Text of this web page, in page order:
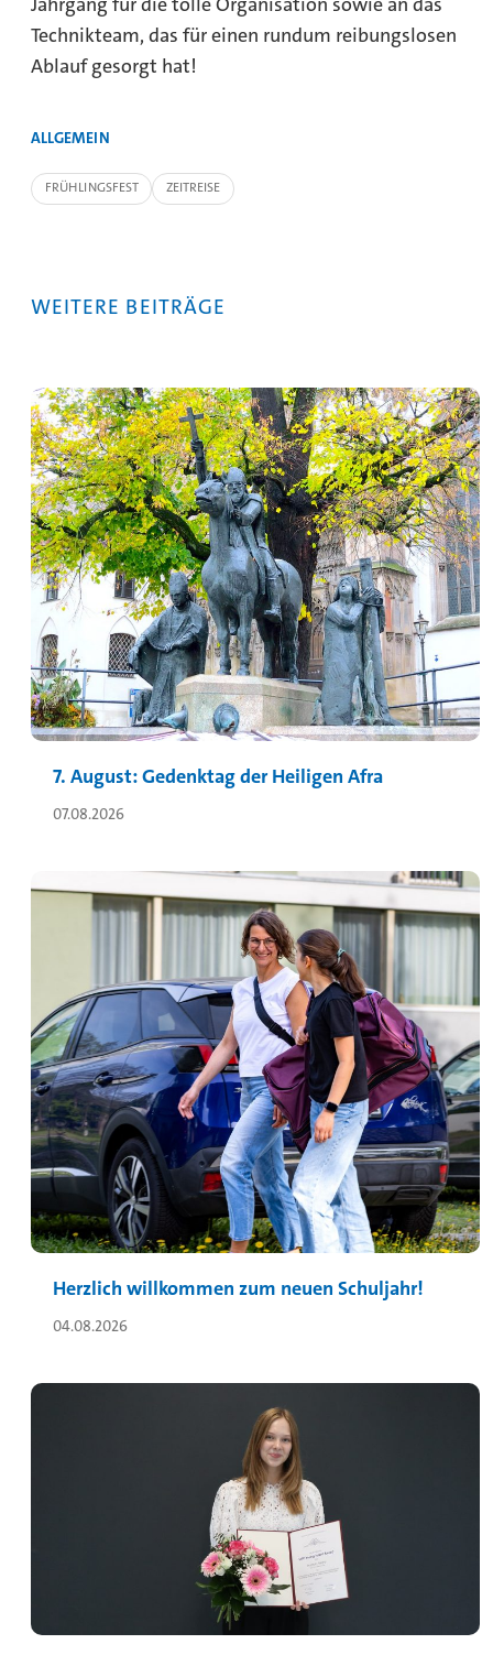
Technikteam, das für einen rundum reibungslosen
Ablauf gesorgt hat!
ALLGEMEIN
FRÜHLINGSFEST ZEITREISE
WEITERE BEITRÄGE
7. August: Gedenktag der Heiligen Afra
07.08.2026
Herzlich willkommen zum neuen Schuljahr!
04.08.2026